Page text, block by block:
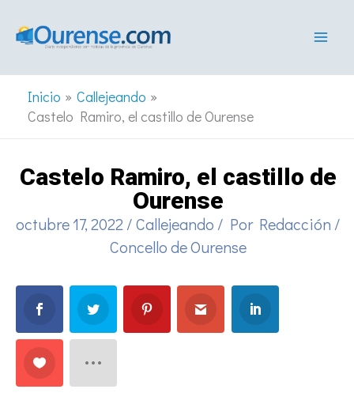
Inicio
Callejeando
Castelo Ramiro, el castillo de Ourense
Castelo Ramiro, el castillo de
Ourense
octubre 17, 2022 /Callejeando / Por Redacción /
Concello de Ourense